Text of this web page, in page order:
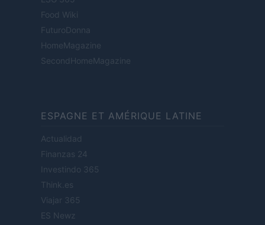
Food Wiki
FuturoDonna
HomeMagazine
SecondHomeMagazine
ESPAGNE ET AMÉRIQUE LATINE
Actualidad
Finanzas 24
Investindo 365
Think.es
Viajar 365
ES Newz